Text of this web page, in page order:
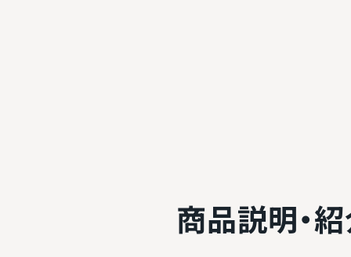
商品説明・